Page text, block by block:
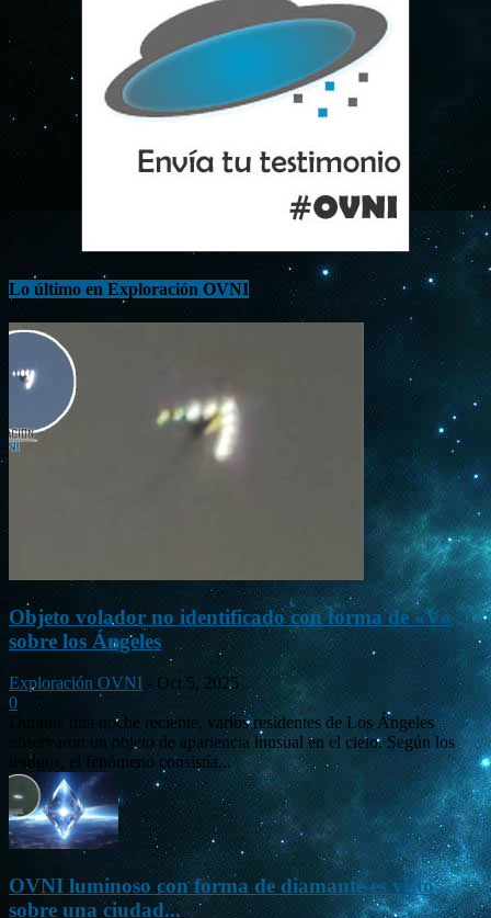
Lo último en Exploración OVNI
Objeto volador no identificado con forma de «V»
sobre los Ángeles
Exploración OVNI - Oct 5, 2025
0
Durante una noche reciente, varios residentes de Los Ángeles
observaron un objeto de apariencia inusual en el cielo. Según los
testigos, el fenómeno consistía...
OVNI luminoso con forma de diamante es visto
sobre una ciudad...